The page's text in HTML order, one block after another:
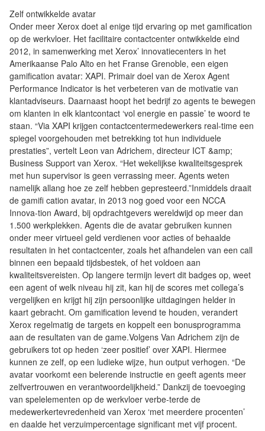
Zelf ontwikkelde avatar
Onder meer Xerox doet al enige tijd ervaring op met gamification
op de werkvloer. Het facilitaire contactcenter ontwikkelde eind
2012, in samenwerking met Xerox’ innovatiecenters in het
Amerikaanse Palo Alto en het Franse Grenoble, een eigen
gamification avatar: XAPI. Primair doel van de Xerox Agent
Performance Indicator is het verbeteren van de motivatie van
klantadviseurs. Daarnaast hoopt het bedrijf zo agents te bewegen
om klanten in elk klantcontact ‘vol energie en passie’ te woord te
staan. “Via XAPI krijgen contactcentermedewerkers real-time een
spiegel voorgehouden met betrekking tot hun individuele
prestaties”, vertelt Leon van Adrichem, directeur ICT &amp;
Business Support van Xerox. “Het wekelijkse kwaliteitsgesprek
met hun supervisor is geen verrassing meer. Agents weten
namelijk allang hoe ze zelf hebben gepresteerd.”Inmiddels draait
de gamifi cation avatar, in 2013 nog goed voor een NCCA
Innova-tion Award, bij opdrachtgevers wereldwijd op meer dan
1.500 werkplekken. Agents die de avatar gebruiken kunnen
onder meer virtueel geld verdienen voor acties of behaalde
resultaten in het contactcenter, zoals het afhandelen van een call
binnen een bepaald tijdsbestek, of het voldoen aan
kwaliteitsvereisten. Op langere termijn levert dit badges op, weet
een agent of welk niveau hij zit, kan hij de scores met collega’s
vergelijken en krijgt hij zijn persoonlijke uitdagingen helder in
kaart gebracht. Om gamification levend te houden, verandert
Xerox regelmatig de targets en koppelt een bonusprogramma
aan de resultaten van de game.Volgens Van Adrichem zijn de
gebruikers tot op heden ‘zeer positief’ over XAPI. Hiermee
kunnen ze zelf, op een ludieke wijze, hun output verhogen. “De
avatar voorkomt een belerende instructie en geeft agents meer
zelfvertrouwen en verantwoordelijkheid.” Dankzij de toevoeging
van spelelementen op de werkvloer verbe-terde de
medewerkertevredenheid van Xerox ‘met meerdere procenten’
en daalde het verzuimpercentage significant met vijf procent.